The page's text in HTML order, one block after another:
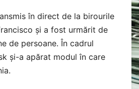
în direct de la birourile
și a fost urmărit de
de persoane. În cadrul
și-a apărat modul în care